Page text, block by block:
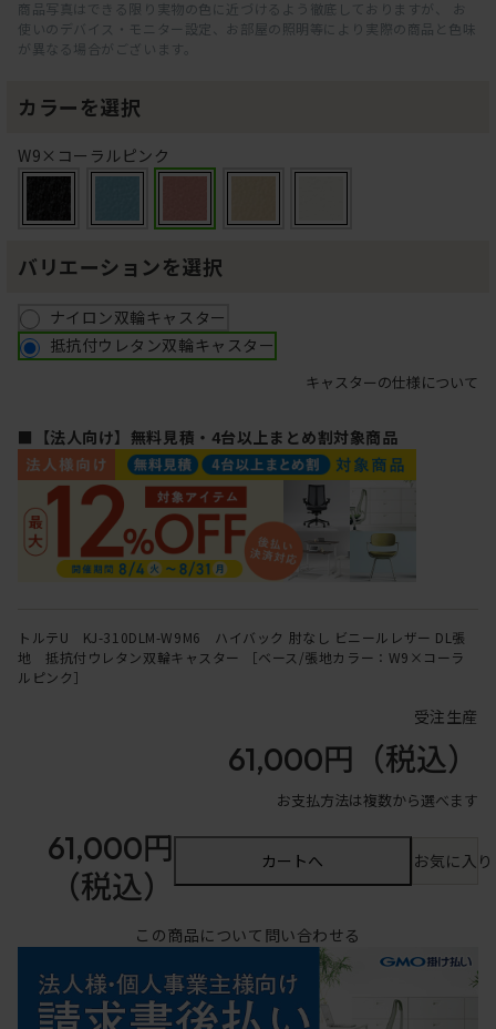
商品写真はできる限り実物の色に近づけるよう徹底しておりますが、 お
使いのデバイス・モニター設定、お部屋の照明等により実際の商品と色味
が異なる場合がございます。
カラーを選択
W9×コーラルピンク
バリエーションを選択
ナイロン双輪キャスター
抵抗付ウレタン双輪キャスター
キャスターの仕様について
■【法人向け】無料見積・4台以上まとめ割対象商品
トルテU KJ-310DLM-W9M6 ハイバック 肘なし ビニールレザー DL張
地 抵抗付ウレタン双輪キャスター ［ベース/張地カラー：W9×コーラ
ルピンク］
受注生産
61,000円 （税込）
お支払方法は複数から選べます
61,000円
（税込）
カートへ お気に入
この商品について問い合わせる